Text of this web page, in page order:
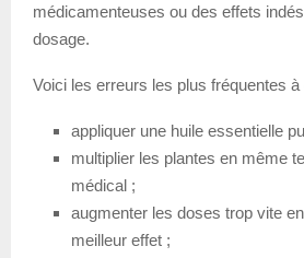
médicamenteuses ou des effets
dosage.
Voici les erreurs les plus fréquentes à
appliquer une huile essentielle
multiplier les plantes en même
médical ;
augmenter les doses trop vite
meilleur effet ;